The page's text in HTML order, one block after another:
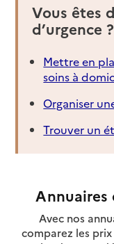
Vous êtes
d’urgence ?
Mettre en
soins à
Organiser
Trouver un
Avec nos
comparez les